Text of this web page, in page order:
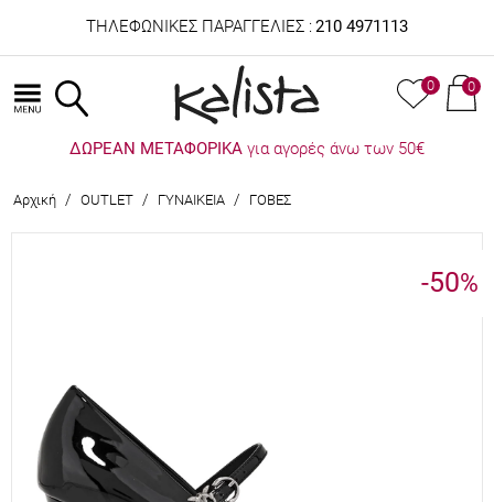
ΤΗΛΕΦΩΝΙΚΕΣ ΠΑΡΑΓΓΕΛΙΕΣ : 210 4971113
0 0
ΔΩΡΕΑΝ ΜΕΤΑΦΟΡΙΚΑ για αγορές άνω των 50€
Αρχική / OUTLET / ΓΥΝΑΙΚΕΙΑ / ΓΟΒΕΣ
-50%